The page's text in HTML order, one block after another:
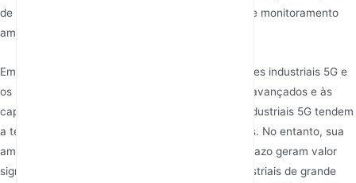
de IoT nos setores de petróleo e gás, agricultura e monitoramento
ambiental.
Em relação ao custo-benefício, como os roteadores industriais 5G e
os 5G DTUs se comparam? Devido aos recursos avançados e às
capacidades de alta velocidade, os roteadores industriais 5G tendem
a ter custos iniciais mais altos do que os 5G DTUs. No entanto, sua
ampla funcionalidade e escalabilidade de longo prazo geram valor
significativo, especialmente para aplicações industriais de grande